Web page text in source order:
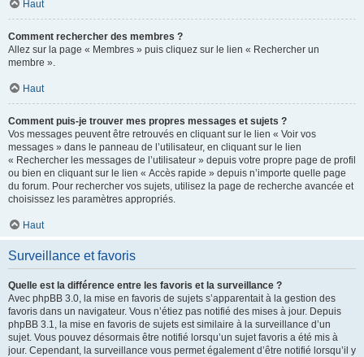
Haut
Comment rechercher des membres ?
Allez sur la page « Membres » puis cliquez sur le lien « Rechercher un
membre ».
Haut
Comment puis-je trouver mes propres messages et sujets ?
Vos messages peuvent être retrouvés en cliquant sur le lien « Voir vos
messages » dans le panneau de l’utilisateur, en cliquant sur le lien
« Rechercher les messages de l’utilisateur » depuis votre propre page de profil
ou bien en cliquant sur le lien « Accès rapide » depuis n’importe quelle page
du forum. Pour rechercher vos sujets, utilisez la page de recherche avancée et
choisissez les paramètres appropriés.
Haut
Surveillance et favoris
Quelle est la différence entre les favoris et la surveillance ?
Avec phpBB 3.0, la mise en favoris de sujets s’apparentait à la gestion des
favoris dans un navigateur. Vous n’étiez pas notifié des mises à jour. Depuis
phpBB 3.1, la mise en favoris de sujets est similaire à la surveillance d’un
sujet. Vous pouvez désormais être notifié lorsqu’un sujet favoris a été mis à
jour. Cependant, la surveillance vous permet également d’être notifié lorsqu’il y